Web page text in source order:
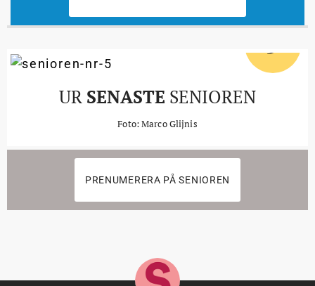
5
UR SENASTE SENIOREN
Foto: Marco Glijnis
PRENUMERERA PÅ SENIOREN